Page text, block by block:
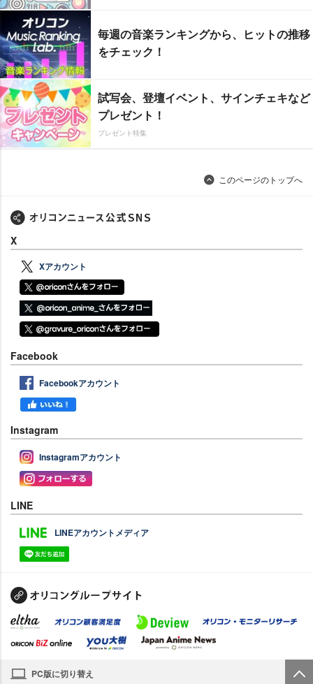
毎週の音楽ランキングから、ヒットの推移
をチェック！
試写会、登壇イベント、サインチェキなど
プレゼント！
プレゼント特集
このページのトップへ
X
Xアカウント
Facebook
Facebookアカウント
Instagram
Instagramアカウント
LINE
LINEアカウントメディア
PC版に切り替え